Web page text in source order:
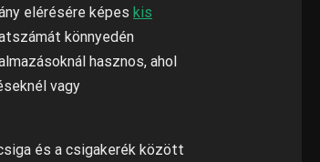
elérésére képes kis
könnyedén
hasznos, ahol
vagy
és a csigakerék között